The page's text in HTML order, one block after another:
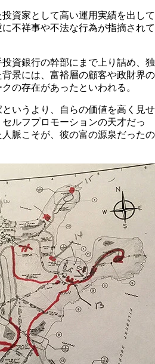
資家として高い運用実績を出して
不祥事や不法な行為が指摘されて
資銀行の幹部にまで上り詰め、独
景には、富裕層の顧客や政財界の
の存在があったといわれる。
いうより、自らの価値を高く見せ
ルフプロモーションの天才だっ
脈こそが、彼の富の源泉だったの